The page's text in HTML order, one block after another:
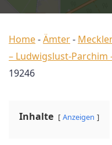
Home-Ämter-
– Ludwigslust-Parchim
19246
Inhalte Anzeigen